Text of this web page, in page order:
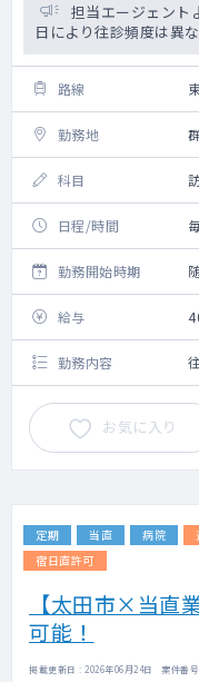
担当エージェント
日により往診頻度は異な
路線
勤務地
科目
日程/時間
勤務開始時期
給与
勤務内容
お気に入り
定期 当直 病院
宿日直許可
【太田市×当直
可能！
掲載更新日 : 2026年06月24日 案件番